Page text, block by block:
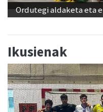
Ordutegi aldaketa eta
Ikusienak